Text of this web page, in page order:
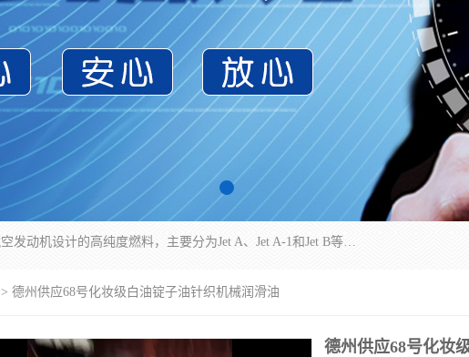
航空煤油（Jet Fuel）是专门为喷气式航空发动机设计的高纯度燃料，主要分为Jet A、Jet A-1和Jet B等类型。其特点是闪点高、低温流动性好，并添加了抗静电剂和抗氧化剂以确保飞行安全。航空煤油需
> 德州供应68号化妆级白油锭子油针织机械润滑油
德州供应68号化妆